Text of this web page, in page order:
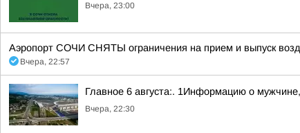
Вчера, 23:00
Аэропорт СОЧИ СНЯТЫ ограничения на прием и выпуск
Вчера, 22:57
Главное 6 августа:. 1Информацию о
Вчера, 22:30